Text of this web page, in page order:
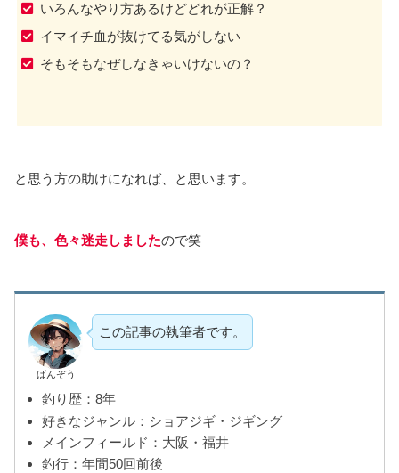
いろんなやり方あるけどどれが正解？
イマイチ血が抜けてる気がしない
そもそもなぜしなきゃいけないの？
と思う方の助けになれば、と思います。
僕も、色々迷走しましたので笑
ばんぞう
この記事の執筆者です。
釣り歴：8年
好きなジャンル：ショアジギ・ジギング
メインフィールド：大阪・福井
釣行：年間50回前後